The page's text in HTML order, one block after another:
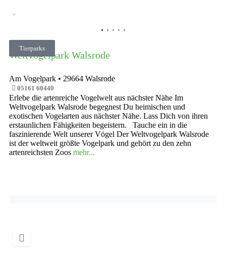
Tierparks
Weltvogelpark Walsrode
Am Vogelpark • 29664 Walsrode
05161 60440
Erlebe die artenreiche Vogelwelt aus nächster Nähe Im
Weltvogelpark Walsrode begegnest Du heimischen und
exotischen Vogelarten aus nächster Nähe. Lass Dich von ihren
erstaunlichen Fähigkeiten begeistern. Tauche ein in die
faszinierende Welt unserer Vögel Der Weltvogelpark Walsrode
ist der weltweit größte Vogelpark und gehört zu den zehn
artenreichsten Zoos mehr...